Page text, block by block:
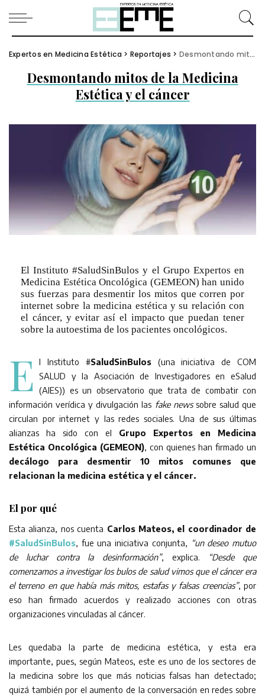
Expertos en Medicina Estética > Reportajes > Desmontando mitos de la Medicina Estética y el cáncer
Desmontando mitos de la Medicina
Estética y el cáncer
El Instituto #SaludSinBulos y el Grupo Expertos en
Medicina Estética Oncológica (GEMEON) han unido
sus fuerzas para desmentir los mitos que corren por
internet sobre la medicina estética y su relación con
el cáncer, y evitar así el impacto que puedan tener
sobre la autoestima de los pacientes oncológicos.
E l Instituto #SaludSinBulos(una iniciativa de COM
SALUD y la Asociación de Investigadores en eSalud
(AIES)) es un observatorio que trata de combatir con
información verídica y divulgación las fake newssobre salud que
circulan por internet y las redes sociales. Una de sus últimas
alianzas ha sido con el Grupo Expertos en Medicina
Estética Oncológica (GEMEON), con quienes han firmado un
decálogo para desmentir 10 mitos comunes que
relacionan la medicina estética y el cáncer.
El por qué
Esta alianza, nos cuenta Carlos Mateos, el coordinador de
#SaludSinBulos, fue una iniciativa conjunta, “un deseo mutuo
de luchar contra la desinformación”, explica.
“Desde que
comenzamos a investigar los bulos de salud vimos que el cáncer era
el terreno en que había más mitos, estafas y falsas creencias”, por
eso han firmado acuerdos y realizado acciones con otras
organizaciones vinculadas al cáncer.
Les quedaba la parte de medicina estética, y esta era
importante, pues, según Mateos, este es uno de los sectores de
la medicina sobre los que más noticias falsas han detectado;
quizá también por el aumento de la conversación en redes sobre